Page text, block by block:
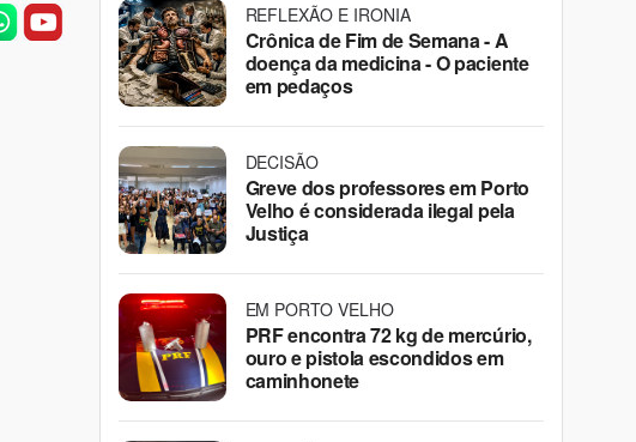
REFLEXÃO E IRONIA
Crônica de Fim de Semana - A
doença da medicina - O paciente
em pedaços
DECISÃO
Greve dos professores em Porto
Velho é considerada ilegal pela
Justiça
EM PORTO VELHO
PRF encontra 72 kg de mercúrio,
ouro e pistola escondidos em
caminhonete